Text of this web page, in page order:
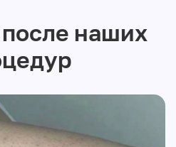
наших